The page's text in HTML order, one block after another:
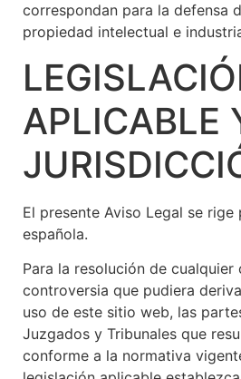
correspondan para la defensa
propiedad intelectual e
APLICABLE
El presente Aviso Legal se
española.
Para la resolución de
controversia que pudiera
uso de este sitio web, las
Juzgados y Tribunales que
conforme a la normativa